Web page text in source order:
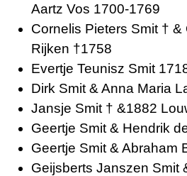
Aartz Vos 1700-1769
Cornelis Pieters Smit † &
Rijken †1758
Evertje Teunisz Smit
Dirk Smit & Anna Maria
Jansje Smit † &1882
Geertje Smit & Hendrik
Geertje Smit & Abraham
Geijsberts Janszen Smit